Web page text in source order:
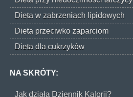
Dieta w zabrzeniach lipidowych
Dieta przeciwko zaparciom
Dieta dla cukrzyków
NA SKRÓTY:
Jak działa Dziennik Kalorii?